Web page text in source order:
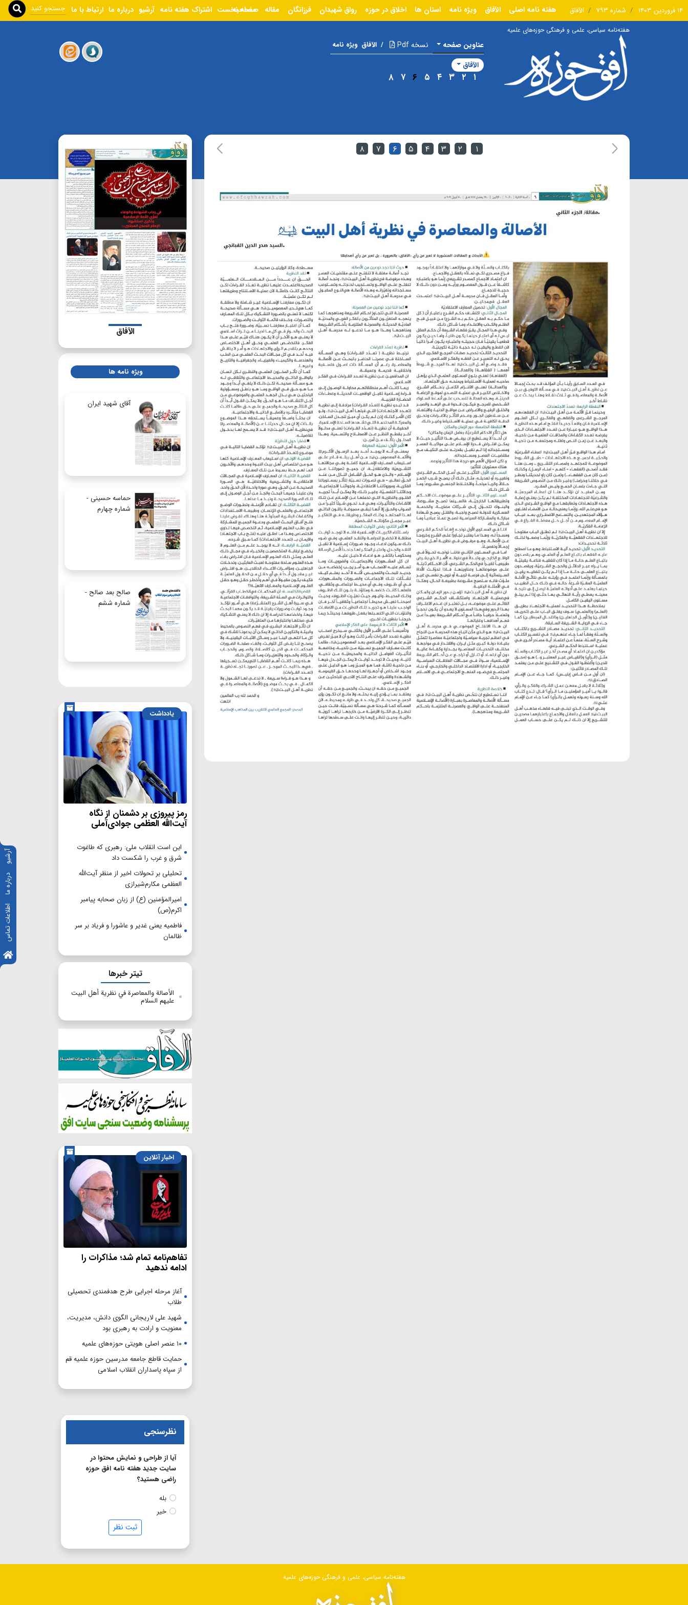
آرشیو
درباره ما
اطلاعات تماس
۱۴ فروردین ۱۴۰۳ شماره ۷۹۳ الآفاق هفته نامه اصلی الآفاق ویژه نامه استان ها اخلاق در حوزه رواق شهیدان فرزانگان مقاله مصاحبه
صفحه نخست اشتراک هفته نامه آرشیو درباره ما ارتباط با ما
هفته‌نامه سیاسی، علمی و فرهنگی حوزه‌های علمیه
عناوین صفحه نسخه Pdf / الآفاق ویژه نامه
الآفاق
۱ ۲ ۳ ۴ ۵ ۶ ۷ ۸
۱ ۲ ۳ ۴ ۵ ۶ ۷ ۸
الآفاق
ویژه نامه ها
آقای شهید ایران
حماسه حسینی -
شماره چهارم
صالح بعد صالح -
شماره ششم
یادداشت
رمز پیروزی بر دشمنان از نگاه
آیت‌الله العظمی جوادی‌آملی
این است انقلاب ملی: رهبری که طاغوت
شرق و غرب را شکست داد
تحلیلی بر تحولات اخیر از منظر آیت‌الله
العظمی مکارم‌شیرازی
امیرالمؤمنین (ع) از زبان صحابه پیامبر
اکرم(ص)
فاطمیه یعنی غدیر و عاشورا و فریاد بر سر
ظالمان
تیتر خبرها
الأصالة والمعاصرة في نظرية أهل البيت
عليهم السلام
اخبار آنلاین
تفاهم‌نامه تمام شد؛ مذاکرات را
ادامه ندهید
آغاز مرحله اجرایی طرح هدفمندی تحصیلی
طلاب
شهید علی لاریجانی الگوی دانش، مدیریت،
معنویت و ارادت به رهبری بود
۱۰ عنصر اصلی هویتی حوزه‌های علمیه
حمایت قاطع جامعه مدرسین حوزه علمیه قم
از سپاه پاسداران انقلاب اسلامی
نظرسنجی
آیا از طراحی و نمایش محتوا در
سایت جدید هفته نامه افق حوزه
راضی هستید؟
بله
خیر
ثبت نظر
هفته‌نامه سیاسی، علمی و فرهنگی حوزه‌های علمیه